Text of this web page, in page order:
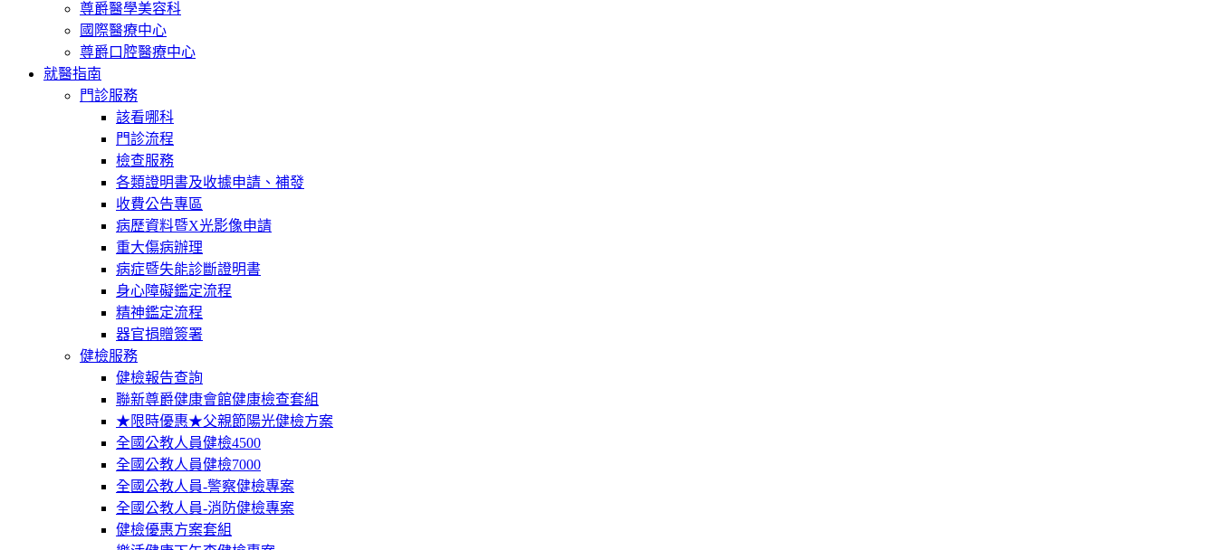
尊爵醫學美容科
國際醫療中心
尊爵口腔醫療中心
就醫指南
門診服務
該看哪科
門診流程
檢查服務
各類證明書及收據申請、補發
收費公告專區
病歷資料暨X光影像申請
重大傷病辦理
病症暨失能診斷證明書
身心障礙鑑定流程
精神鑑定流程
器官捐贈簽署
健檢服務
健檢報告查詢
聯新尊爵健康會館健康檢查套組
★限時優惠★父親節陽光健檢方案
全國公教人員健檢4500
全國公教人員健檢7000
全國公教人員-警察健檢專案
全國公教人員-消防健檢專案
健檢優惠方案套組